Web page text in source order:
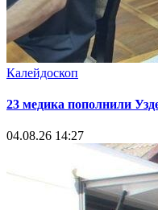
Калейдоскоп
23 медика пополнили
04.08.26 14:27